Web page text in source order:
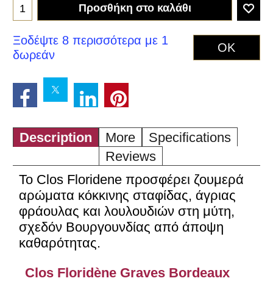
Προσθήκη στο καλάθι
Ξοδέψτε 8 περισσότερα με 1
δωρεάν
OK
Description More
Specifications
Reviews
Το Clos Floridene προσφέρει ζουμερά
αρώματα κόκκινης σταφίδας, άγριας
φράουλας και λουλουδιών στη μύτη,
σχεδόν Βουργουνδίας από άποψη
καθαρότητας.
Clos Floridène Graves Bordeaux